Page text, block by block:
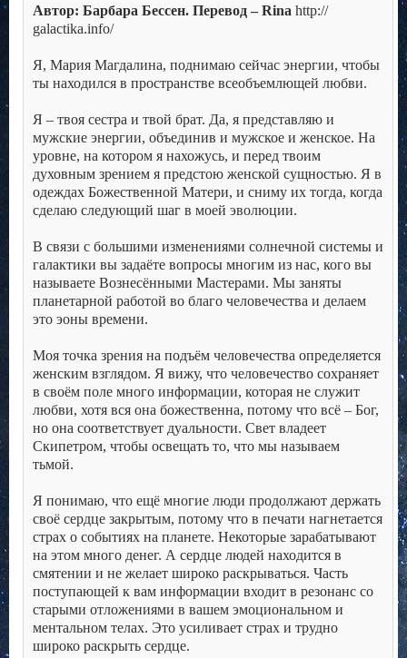
Автор: Барбара Бессен. Перевод – Rina http://
galactika.info/
Я, Мария Магдалина, поднимаю сейчас энергии, чтобы
ты находился в пространстве всеобъемлющей любви.
Я – твоя сестра и твой брат. Да, я представляю и
мужские энергии, объединив и мужское и женское. На
уровне, на котором я нахожусь, и перед твоим
духовным зрением я предстою женской сущностью. Я в
одеждах Божественной Матери, и сниму их тогда, когда
сделаю следующий шаг в моей эволюции.
В связи с большими изменениями солнечной системы и
галактики вы задаёте вопросы многим из нас, кого вы
называете Вознесёнными Мастерами. Мы заняты
планетарной работой во благо человечества и делаем
это эоны времени.
Моя точка зрения на подъём человечества определяется
женским взглядом. Я вижу, что человечество сохраняет
в своём поле много информации, которая не служит
любви, хотя вся она божественна, потому что всё – Бог,
но она соответствует дуальности. Свет владеет
Скипетром, чтобы освещать то, что мы называем
тьмой.
Я понимаю, что ещё многие люди продолжают держать
своё сердце закрытым, потому что в печати нагнетается
страх о событиях на планете. Некоторые зарабатывают
на этом много денег. А сердце людей находится в
смятении и не желает широко раскрываться. Часть
поступающей к вам информации входит в резонанс со
старыми отложениями в вашем эмоциональном и
ментальном телах. Это усиливает страх и трудно
широко раскрыть сердце.